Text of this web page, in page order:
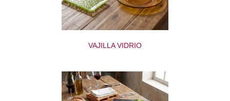
VAJILLA VIDRIO